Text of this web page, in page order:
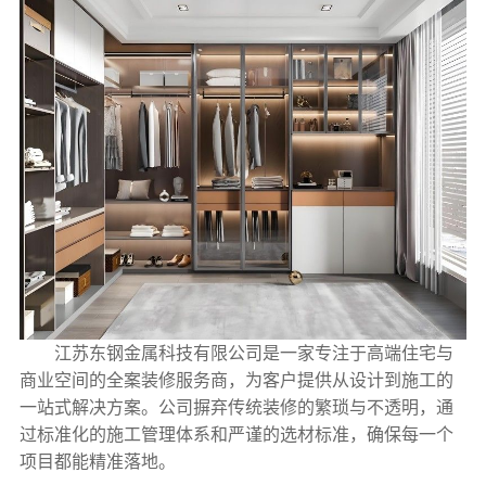
江苏东钢金属科技有限公司是一家专注于高端住宅与
商业空间的全案装修服务商，为客户提供从设计到施工的
一站式解决方案。公司摒弃传统装修的繁琐与不透明，通
过标准化的施工管理体系和严谨的选材标准，确保每一个
项目都能精准落地。